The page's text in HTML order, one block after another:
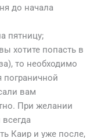
до начала
пятницу;
хотите попасть в
то необходимо
пограничной
вам
При желании
Каир и уже после,